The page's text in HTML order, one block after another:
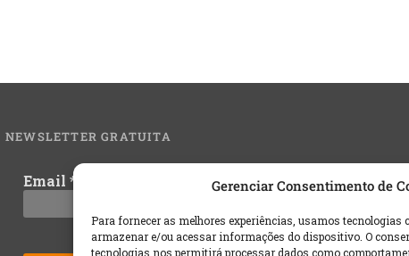
Gerenciar Consentimento de
Para fornecer as melhores experiências, usamos tecnologias
armazenar e/ou acessar informações do dispositivo. O
tecnologias nos permitirá processar dados como
NEWSLETTER GRATUITA
Email *